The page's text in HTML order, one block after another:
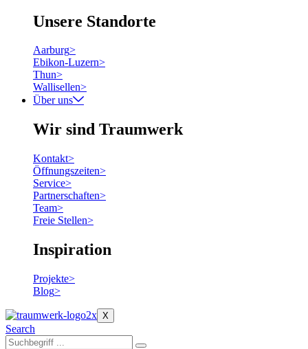
Unsere Standorte
Aarburg>
Ebikon-Luzern>
Thun>
Wallisellen>
Über uns
Wir sind Traumwerk
Kontakt>
Öffnungszeiten>
Service>
Partnerschaften>
Team>
Freie Stellen>
Inspiration
Projekte>
Blog>
X
Search